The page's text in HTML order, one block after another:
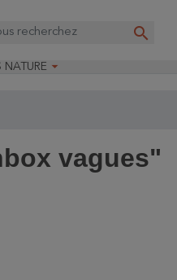
search
NATURE 
vagues"